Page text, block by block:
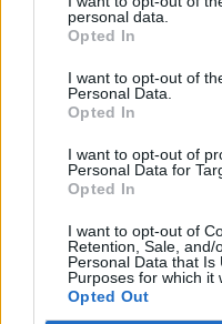
personal data.
Opted In
I want to opt-out of
Personal Data.
Opted In
I want to opt-out of
Personal Data for
Opted In
I want to opt-out of
Retention, Sale, and/
Personal Data that Is
Purposes for which it
Opted Out